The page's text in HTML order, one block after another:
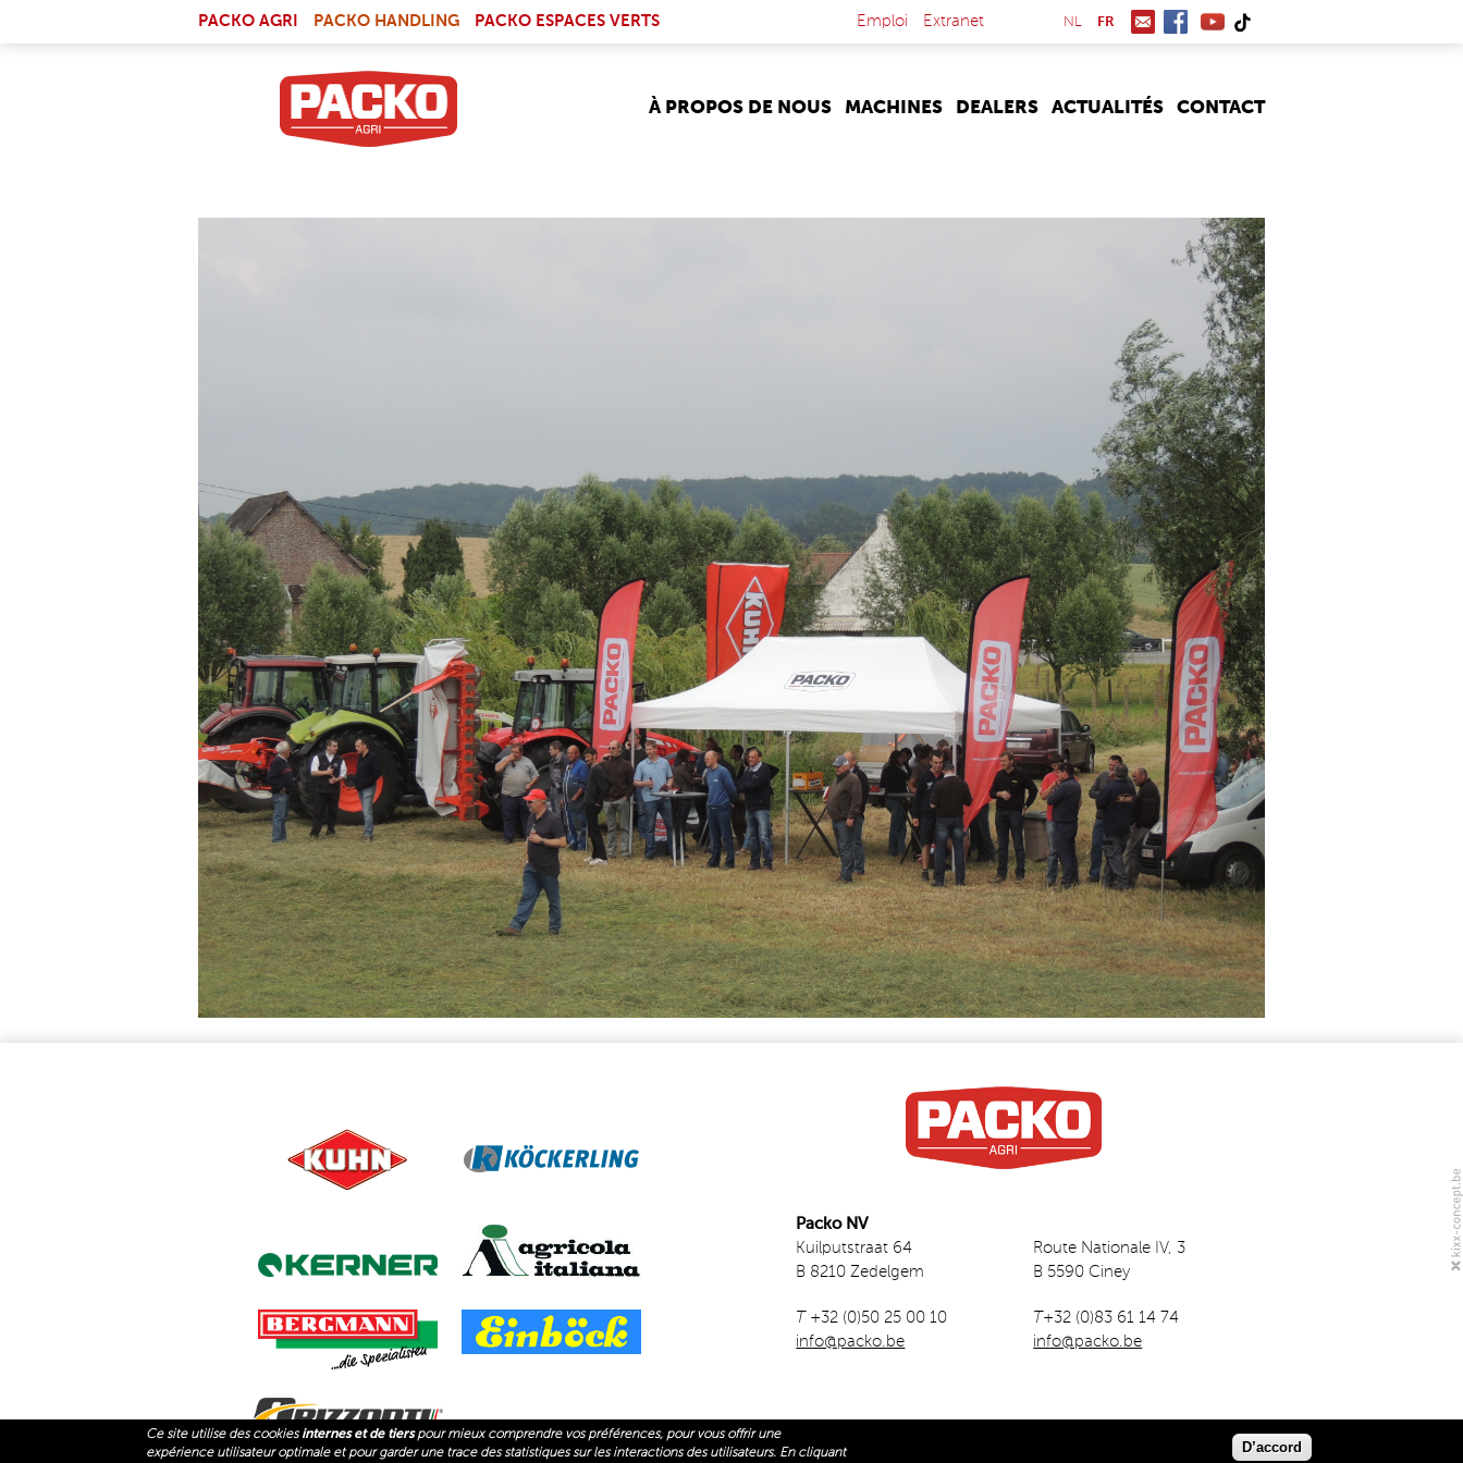
PACKO AGRI
PACKO HANDLING PACKO ESPACES VERTS Emploi Extranet NL FR
À PROPOS DE NOUS MACHINES DEALERS ACTUALITÉS CONTACT
Packo NV
Kuilputstraat 64
B 8210 Zedelgem
T +32 (0)50 25 00 10
info@packo.be
Route Nationale IV, 3
B 5590 Ciney
T +32 (0)83 61 14 74
info@packo.be
Ce site utilise des cookiesinternes et de tierspour mieux comprendre vos préférences, pour vous offrir une
expérience utilisateur optimale et pour garder une trace des statistiques sur les interactions des utilisateurs. En cliquant
D’accord